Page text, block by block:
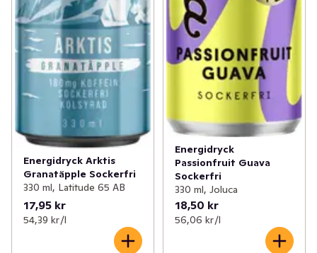
Energidryck Arktis
Granatäpple Sockerfri
330 ml, Latitude 65 AB
17,95 kr
54,39 kr /l
Energidryck
Passionfruit Guava
Sockerfri
330 ml, Joluca
18,50 kr
56,06 kr /l